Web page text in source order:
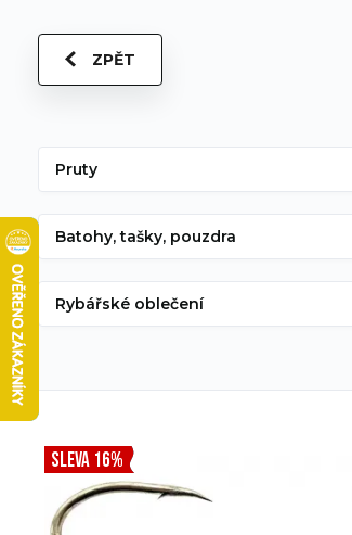
ZPĚT
Pruty
Batohy, tašky, pouzdra
Rybářské oblečení
SLEVA 16%